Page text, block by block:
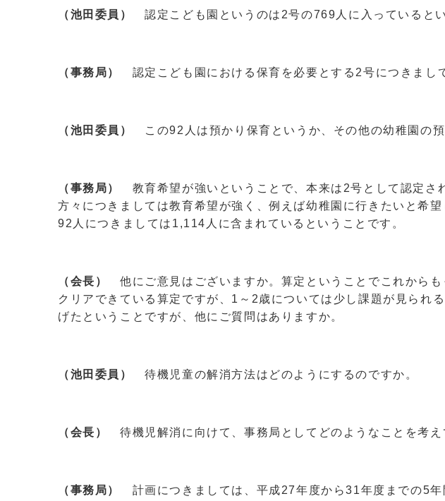
（池田委員） 認定こども園というのは2号の769人に入っているとい
（事務局） 認定こども園における保育を必要とする2号につきまし
（池田委員） この92人は預かり保育というか、その他の幼稚園の
（事務局）
教育希望が強いということで、本来は2号として認定さ
方々につきましては教育希望が強く、例えば幼稚園に行きたいと希
92人につきましては1,114人に含まれているということです。
（会長）
他にご意見はございますか。算定ということでこれから
クリアできている算定ですが、1～2歳については少し課題が見られ
げたということですが、他にご質問はありますか。
（池田委員） 待機児童の解消方法はどのようにするのですか。
（会長） 待機児解消に向けて、事務局としてどのようなことを考え
（事務局）
計画につきましては、平成27年度から31年度までの5